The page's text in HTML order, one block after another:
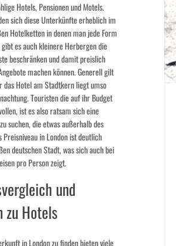
Hotels, Pensionen und Motels.
sich diese Unterkünfte erheblich im
Hotelketten in denen man jede Form
es auch kleinere Herbergen die
beschränken und damit preislich
machen können. Generell gilt
das Hotel am Stadtkern liegt umso
Touristen die auf ihr Budget
ist es also ratsam sich eine
suchen, die etwas außerhalb des
Preisniveau in London ist deutlich
deutschen Stadt, was sich auch bei
pro Person zeigt.
und
Hotels
in London zu finden bieten viele